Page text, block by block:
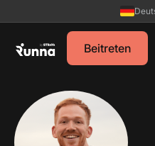
Beitreten